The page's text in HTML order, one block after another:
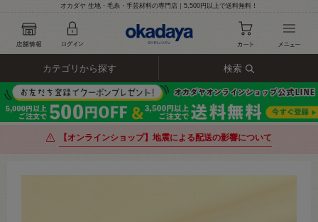
オカダヤ 生地・毛糸・手芸材料の専門店｜5,500円以上で送料無料！
カテゴリから探す 検索
【オンラインショップ】地震による配送の影響について